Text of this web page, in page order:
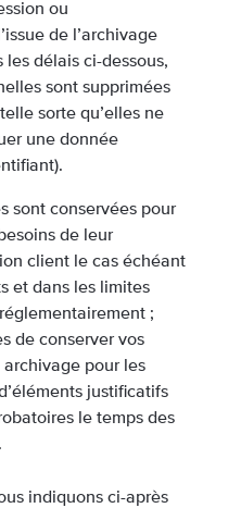
ou
de l’archivage
délais ci-dessous,
sont supprimées
sorte qu’elles ne
une donnée
sont conservées pour
de leur
client le cas échéant
et dans les limites
;
de conserver vos
pour les
justificatifs
le temps des
indiquons ci-après